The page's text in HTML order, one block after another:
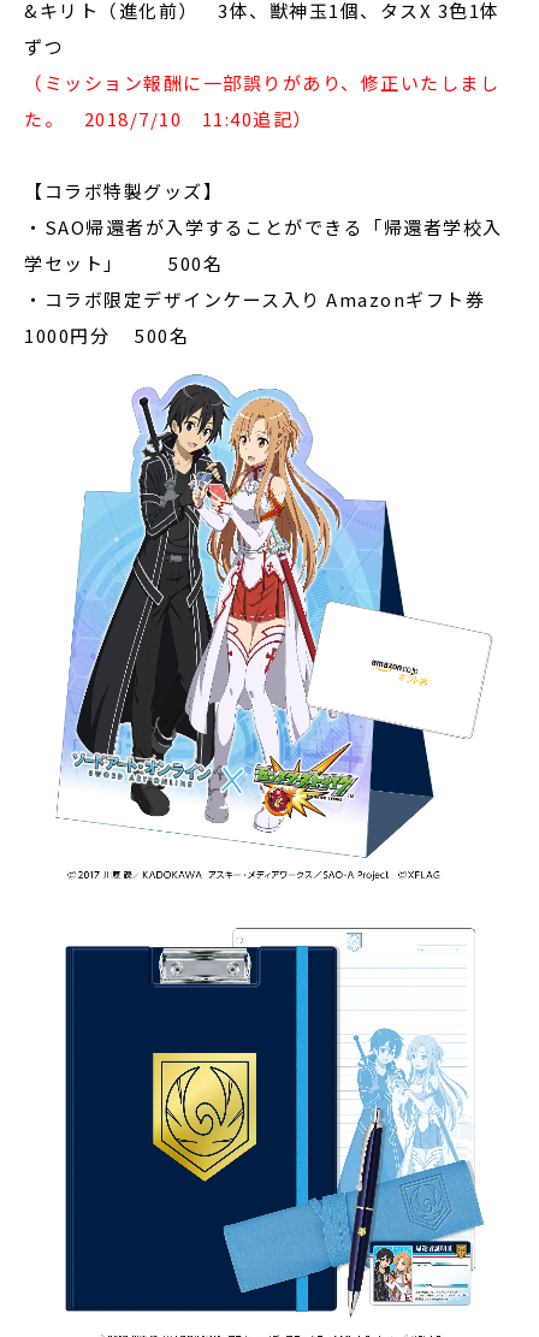
&キリト（進化前） 3体、獣神玉1個、タスX 3色1体
ずつ
（ミッション報酬に一部誤りがあり、修正いたしまし
た。 2018/7/10 11:40追記）
【コラボ特製グッズ】
・SAO帰還者が入学することができる「帰還者学校入
学セット」 500名
・コラボ限定デザインケース入り Amazonギフト券
1000円分 500名